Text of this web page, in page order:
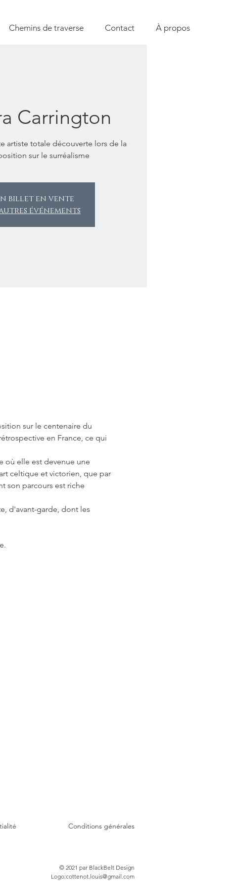
Chemins de traverse Contact À propos
Carrington
artiste totale découverte lors de la
sur le surréalisme
billet en vente
événements
sur le centenaire du
en France, ce qui
où elle est devenue une
celtique et victorien, que par
son parcours est riche
d'avant-garde, dont les
Conditions générales
© 2021 par BlackBelt Design
Logo:cottenot.louis@gmail.com